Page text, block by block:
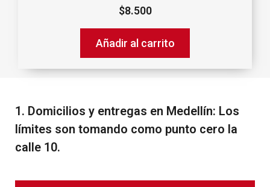
$8.500
Añadir al carrito
1.‌ ‌Domicilios‌ ‌y‌ ‌entregas‌ ‌en‌ ‌Medellín:‌ ‌Los‌
‌límites‌ ‌son‌ ‌tomando‌ ‌como‌ ‌punto‌ ‌cero‌ ‌la‌
‌calle‌ ‌10.‌